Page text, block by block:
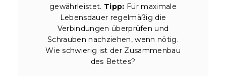
gewährleistet. Tipp: Für maximale
Lebensdauer regelmäßig die
Verbindungen überprüfen und
Schrauben nachziehen, wenn nötig.
Wie schwierig ist der Zusammenbau
des Bettes?